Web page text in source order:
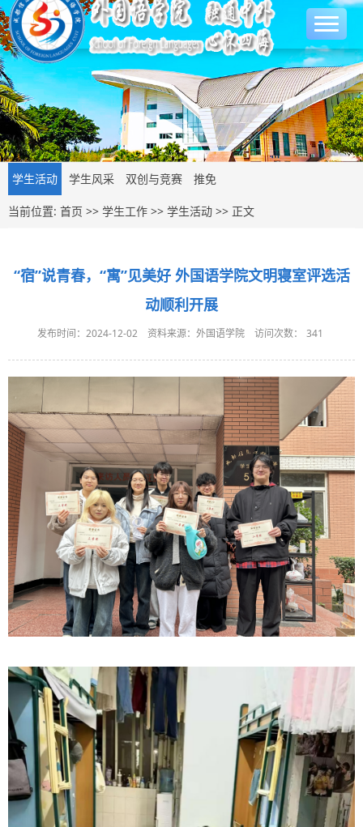
学生活动 学生风采 双创与竞赛 推免
当前位置: 首页 >> 学生工作 >> 学生活动 >> 正文
“宿”说青春，“寓”见美好 外国语学院文明寝室评选活
动顺利开展
发布时间：2024-12-02 资料来源：外国语学院 访问次数： 341